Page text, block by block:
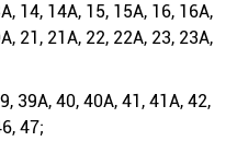
14, 14А, 15, 15А, 16, 16А,
21, 21А, 22, 22А, 23, 23А,
39А, 40, 40А, 41, 41А, 42,
47;